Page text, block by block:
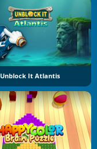
Unblock It Atlantis